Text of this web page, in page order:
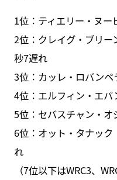
1位：ティエリー・ヌー
2位：クレイグ・ブリ
秒7遅れ
3位：カッレ・ロバン
4位：エルフィン・エ
5位：セバスチャン・
6位：オット・タナッ
れ
（7位以下はWRC3、